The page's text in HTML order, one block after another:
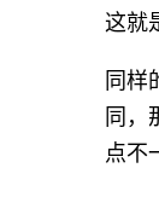
这就
同样
同，
点不